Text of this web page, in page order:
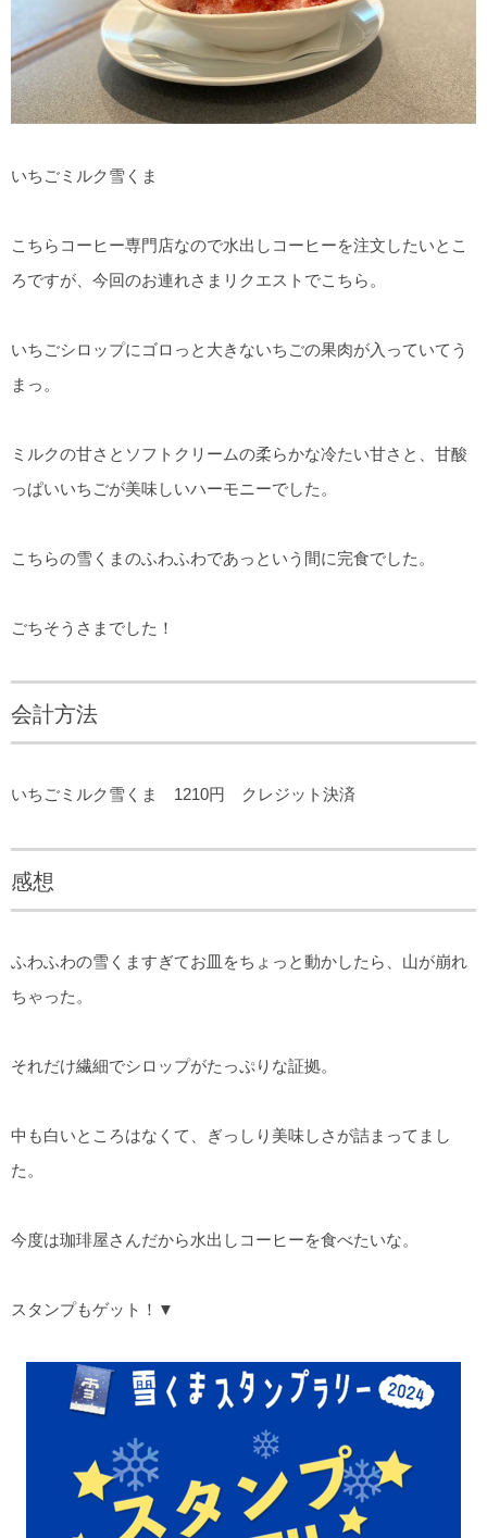
いちごミルク雪くま
こちらコーヒー専門店なので水出しコーヒーを注文したいとこ
ろですが、今回のお連れさまリクエストでこちら。
いちごシロップにゴロっと大きないちごの果肉が入っていてう
まっ。
ミルクの甘さとソフトクリームの柔らかな冷たい甘さと、甘酸
っぱいいちごが美味しいハーモニーでした。
こちらの雪くまのふわふわであっという間に完食でした。
ごちそうさまでした！
会計方法
いちごミルク雪くま 1210円 クレジット決済
感想
ふわふわの雪くますぎてお皿をちょっと動かしたら、山が崩れ
ちゃった。
それだけ繊細でシロップがたっぷりな証拠。
中も白いところはなくて、ぎっしり美味しさが詰まってまし
た。
今度は珈琲屋さんだから水出しコーヒーを食べたいな。
スタンプもゲット！▼